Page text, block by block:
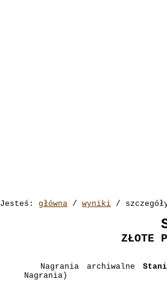
Jesteś: główna / wyniki /
ZŁOTE
Nagrania archiwalne
Nagrania)